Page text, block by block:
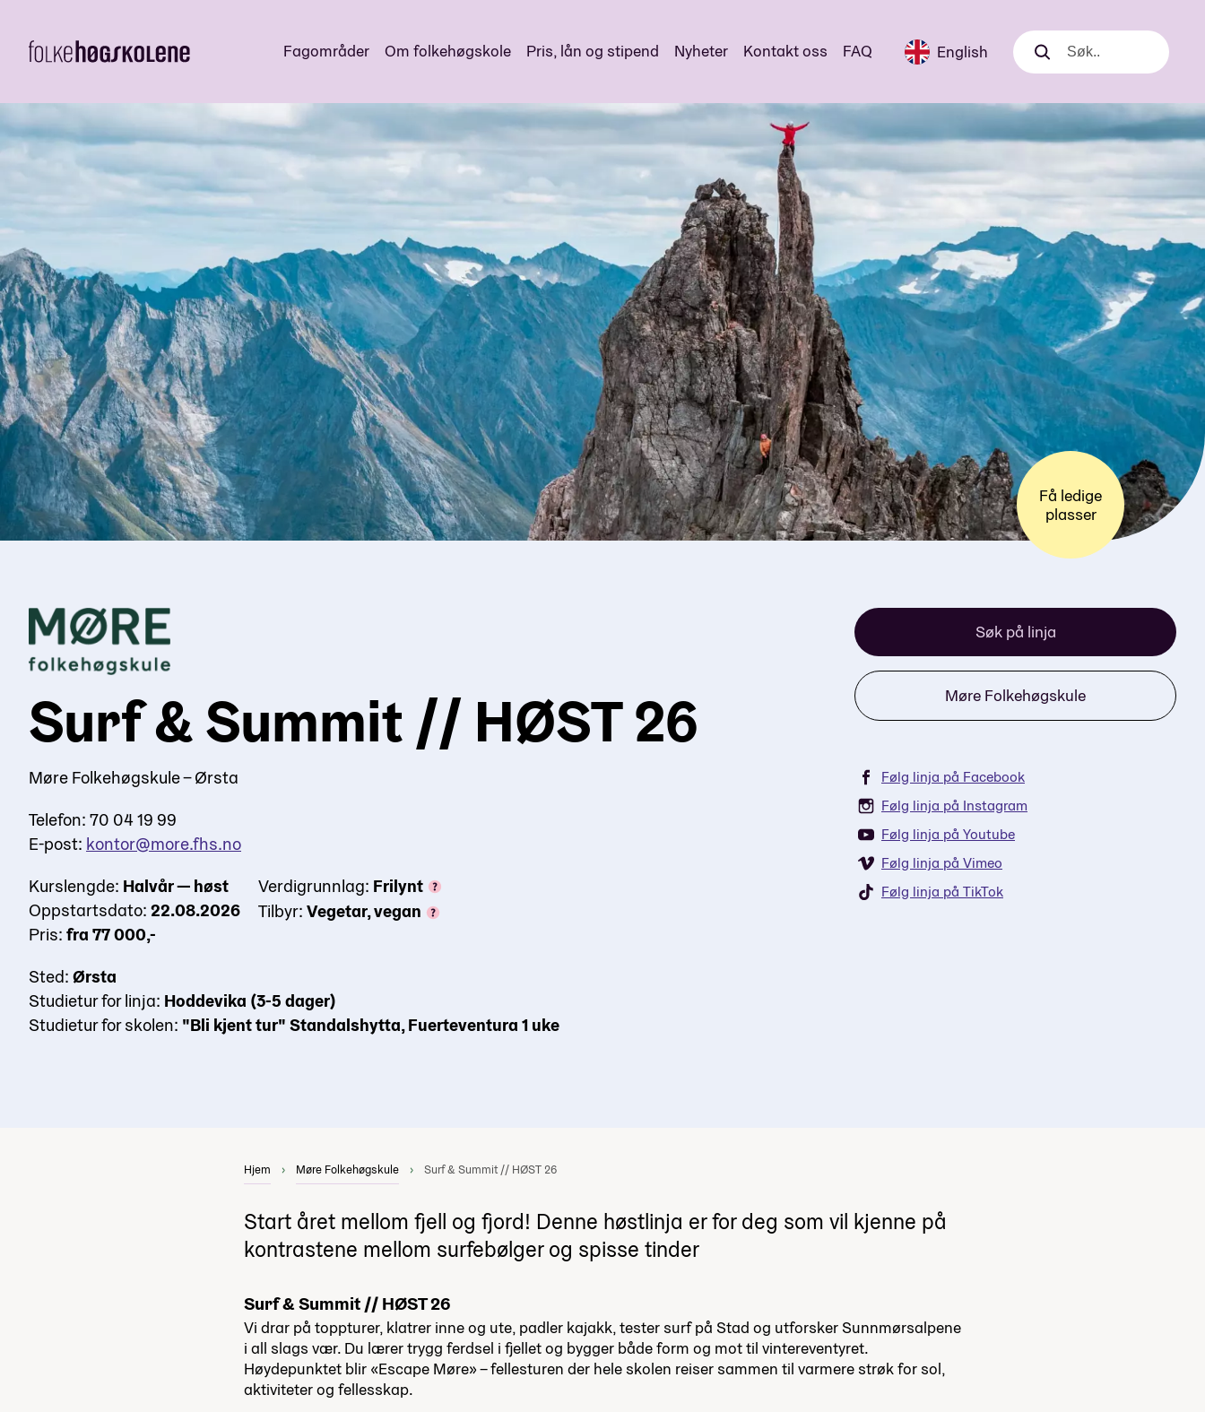
Fagområder Om folkehøgskole Pris, lån og stipend Nyheter Kontakt oss FAQ English Søk
Søk
Få ledige
plasser
Surf & Summit // HØST 26
Møre Folkehøgskule – Ørsta
Telefon: 70 04 19 99
E-post: kontor@more.fhs.no
Kurslengde: Halvår — høst
Oppstartsdato: 22.08.2026
Pris: fra 77 000,-
Verdigrunnlag: Frilynt
Tilbyr: Vegetar, vegan
Sted: Ørsta
Studietur for linja: Hoddevika (3-5 dager)
Studietur for skolen: "Bli kjent tur" Standalshytta, Fuerteventura 1 uke
Søk på linja
Møre Folkehøgskule
Følg linja på Facebook
Følg linja på Instagram
Følg linja på Youtube
Følg linja på Vimeo
Følg linja på TikTok
Hjem Møre Folkehøgskule Surf & Summit // HØST 26
Start året mellom fjell og fjord! Denne høstlinja er for deg som vil kjenne på
kontrastene mellom surfebølger og spisse tinder
Surf & Summit // HØST 26
Vi drar på toppturer, klatrer inne og ute, padler kajakk, tester surf på Stad og utforsker Sunnmørsalpene
i all slags vær. Du lærer trygg ferdsel i fjellet og bygger både form og mot til vintereventyret.
Høydepunktet blir «Escape Møre» – fellesturen der hele skolen reiser sammen til varmere strøk for sol,
aktiviteter og fellesskap.